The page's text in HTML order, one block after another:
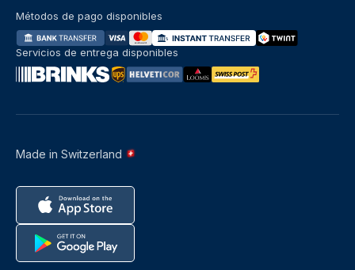
Made in Switzerland
Métodos de pago disponibles
Servicios de entrega disponibles